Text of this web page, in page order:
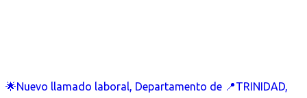
🌟Nuevo llamado laboral, Departamento de 📍TRINIDAD,